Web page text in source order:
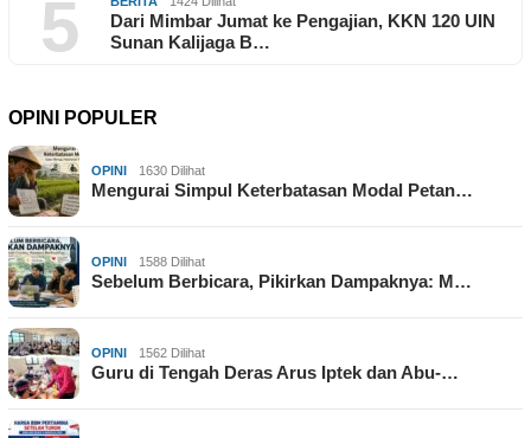
5
Dari Mimbar Jumat ke Pengajian, KKN 120 UIN
Sunan Kalijaga B…
OPINI POPULER
OPINI 1630 Dilihat
Mengurai Simpul Keterbatasan Modal Petan…
OPINI 1588 Dilihat
Sebelum Berbicara, Pikirkan Dampaknya: M…
OPINI 1562 Dilihat
Guru di Tengah Deras Arus Iptek dan Abu-…